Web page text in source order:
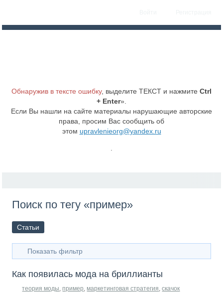
Обнаружив в тексте ошибку, выделите ТЕКСТ и нажмите Ctrl
+ Enter».
Если Вы нашли на сайте материалы нарушающие авторские
права, просим Вас сообщить об
этом upravlenieorg@yandex.ru
Поиск по тегу «пример»
Статьи
Показать фильтр
Как появилась мода на бриллианты
теория моды, пример, маркетинговая стратегия,скачок